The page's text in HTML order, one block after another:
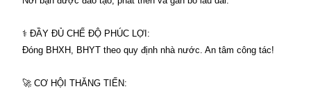
⚕️ ĐẦY ĐỦ CHẾ ĐỘ PHÚC LỢI:
Đóng BHXH, BHYT theo quy định nhà nước. An tâm công tác!
🚀 CƠ HỘI THĂNG TIẾN: